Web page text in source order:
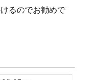
るのでお勧めで